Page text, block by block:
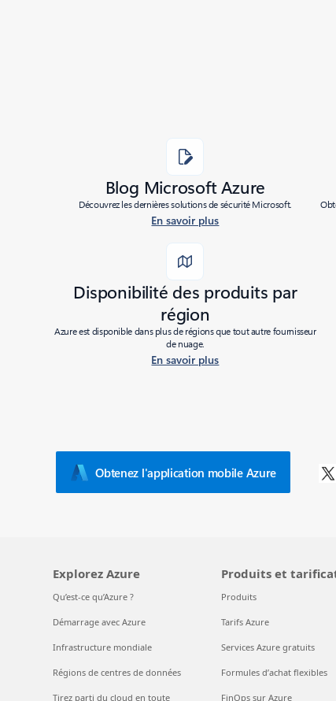
Blog Microsoft Azure
Découvrez les dernières solutions de sécurité Microsoft.
En savoir plus
Disponibilité des produits par
région
Azure est disponible dans plus de régions que tout autre fournisseur
de nuage.
En savoir plus
Obtenez l'application mobile Azure
Explorez Azure
Qu’est-ce qu’Azure ?
Démarrage avec Azure
Infrastructure mondiale
Régions de centres de données
Tirez parti du cloud en toute
Produits et
Produits
Tarifs Azure
Services Azure gratuits
Formules d’achat flexibles
FinOps sur Azure